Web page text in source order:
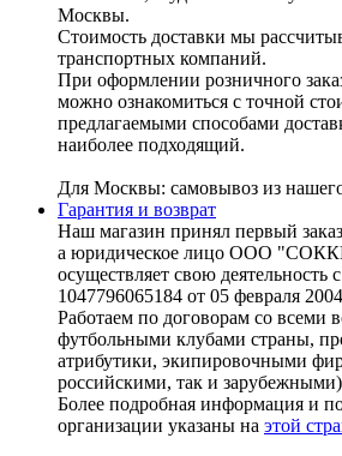
Москвы.
Стоимость доставки мы
транспортных компаний.
При оформлении розничного
можно ознакомиться с точной
предлагаемыми способами
наиболее подходящий.
Для Москвы: самовывоз из
Гарантия и возврат
Наш магазин принял первый
а юридическое лицо ООО
осуществляет свою
1047796065184 от 05 февраля
Работаем по договорам со всеми
футбольными клубами страны,
атрибутики, экипировочными
российскими, так и
Более подробная информация и
организации указаны на этой